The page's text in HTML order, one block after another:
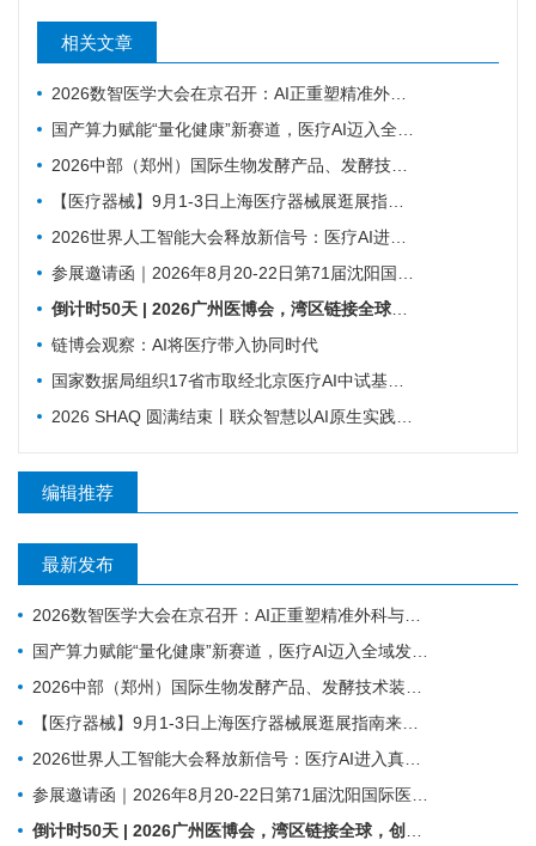
相关文章
2026数智医学大会在京召开：AI正重塑精准外科与基层医疗
国产算力赋能“量化健康”新赛道，医疗AI迈入全域发展新阶段
2026中部（郑州）国际生物发酵产品、发酵技术装备博览会
【医疗器械】9月1-3日上海医疗器械展​逛展指南来了！
2026世界人工智能大会释放新信号：医疗AI进入真实场景落地时代
参展邀请函｜2026年8月20-22日第71届沈阳国际医疗器械展览会
倒计时50天 | 2026广州医博会，湾区链接全球，创新驱动健康
链博会观察：AI将医疗带入协同时代
国家数据局组织17省市取经北京医疗AI中试基地！国家数据要素综合试验区医疗数据流通利用专题现场会召开
2026 SHAQ 圆满结束丨联众智慧以AI原生实践赋能数智医院建设
编辑推荐
最新发布
2026数智医学大会在京召开：AI正重塑精准外科与基层医疗
国产算力赋能“量化健康”新赛道，医疗AI迈入全域发展新阶段
2026中部（郑州）国际生物发酵产品、发酵技术装备博览会
【医疗器械】9月1-3日上海医疗器械展​逛展指南来了！
2026世界人工智能大会释放新信号：医疗AI进入真实场景落地时代
参展邀请函｜2026年8月20-22日第71届沈阳国际医疗器械展览会
倒计时50天 | 2026广州医博会，湾区链接全球，创新驱动健康